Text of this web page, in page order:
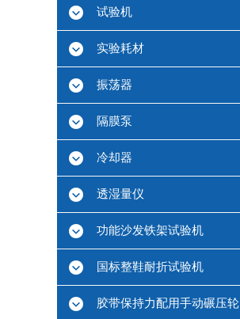
试验机
实验耗材
振荡器
隔膜泵
冷却器
透湿量仪
功能沙发铁架试验机
国标整鞋耐折试验机
胶带保持力配用手动碾压轮